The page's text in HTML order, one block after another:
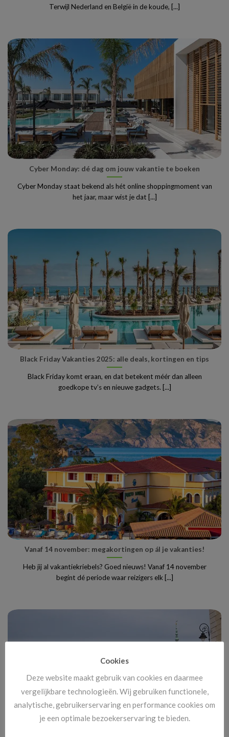
Terwijl Nederland en België in de koude, [...]
Cyber Monday: dé dag om jouw vakantie te boeken
Cyber Monday staat bekend als hét online shoppingmoment van
het jaar, maar wist je dat [...]
Black Friday Vakanties 2025: alle deals, kortingen en tips
Black Friday komt eraan, en dat betekent méér dan alleen
goedkope tv’s en nieuwe gadgets. [...]
Vanaf 14 november: megakortingen op ál je vakanties!
Heb jij al vakantiekriebels? Goed nieuws! Vanaf 14 november
begint dé periode waar reizigers elk [...]
Cookies
Deze website maakt gebruik van cookies en daarmee
vergelijkbare technologieën. Wij gebruiken functionele,
analytische, gebruikerservaring en performance cookies om
je een optimale bezoekerservaring te bieden.